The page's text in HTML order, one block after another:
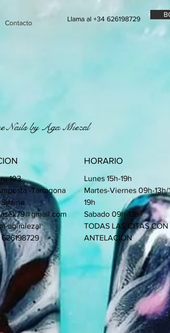
Contacto Llama al +34 626198729
Nails by Aga Miezal
103
-Tarragona
agimiezal
HORARIO
Lunes 15h-19h
Martes-Viernes 09h-13h/
19h
Sabado 09h-13h
TODAS LAS CITAS CON
ANTELACION